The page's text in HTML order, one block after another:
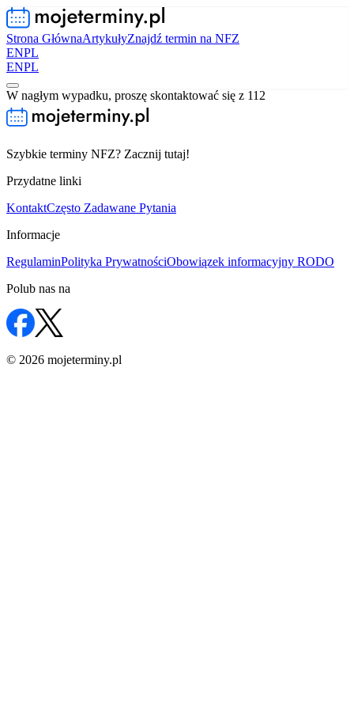
Strona GłównaArtykułyZnajdź termin na NFZ
ENPL
ENPL
W nagłym wypadku, proszę skontaktować się z 112
Szybkie terminy NFZ? Zacznij tutaj!
Przydatne linki
KontaktCzęsto Zadawane Pytania
Informacje
RegulaminPolityka PrywatnościObowiązek informacyjny RODO
Polub nas na
© 2026 mojeterminy.pl